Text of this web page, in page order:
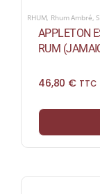
RHUM, Rhum Ambré,
APPLETON
RUM
46,80 € TTC